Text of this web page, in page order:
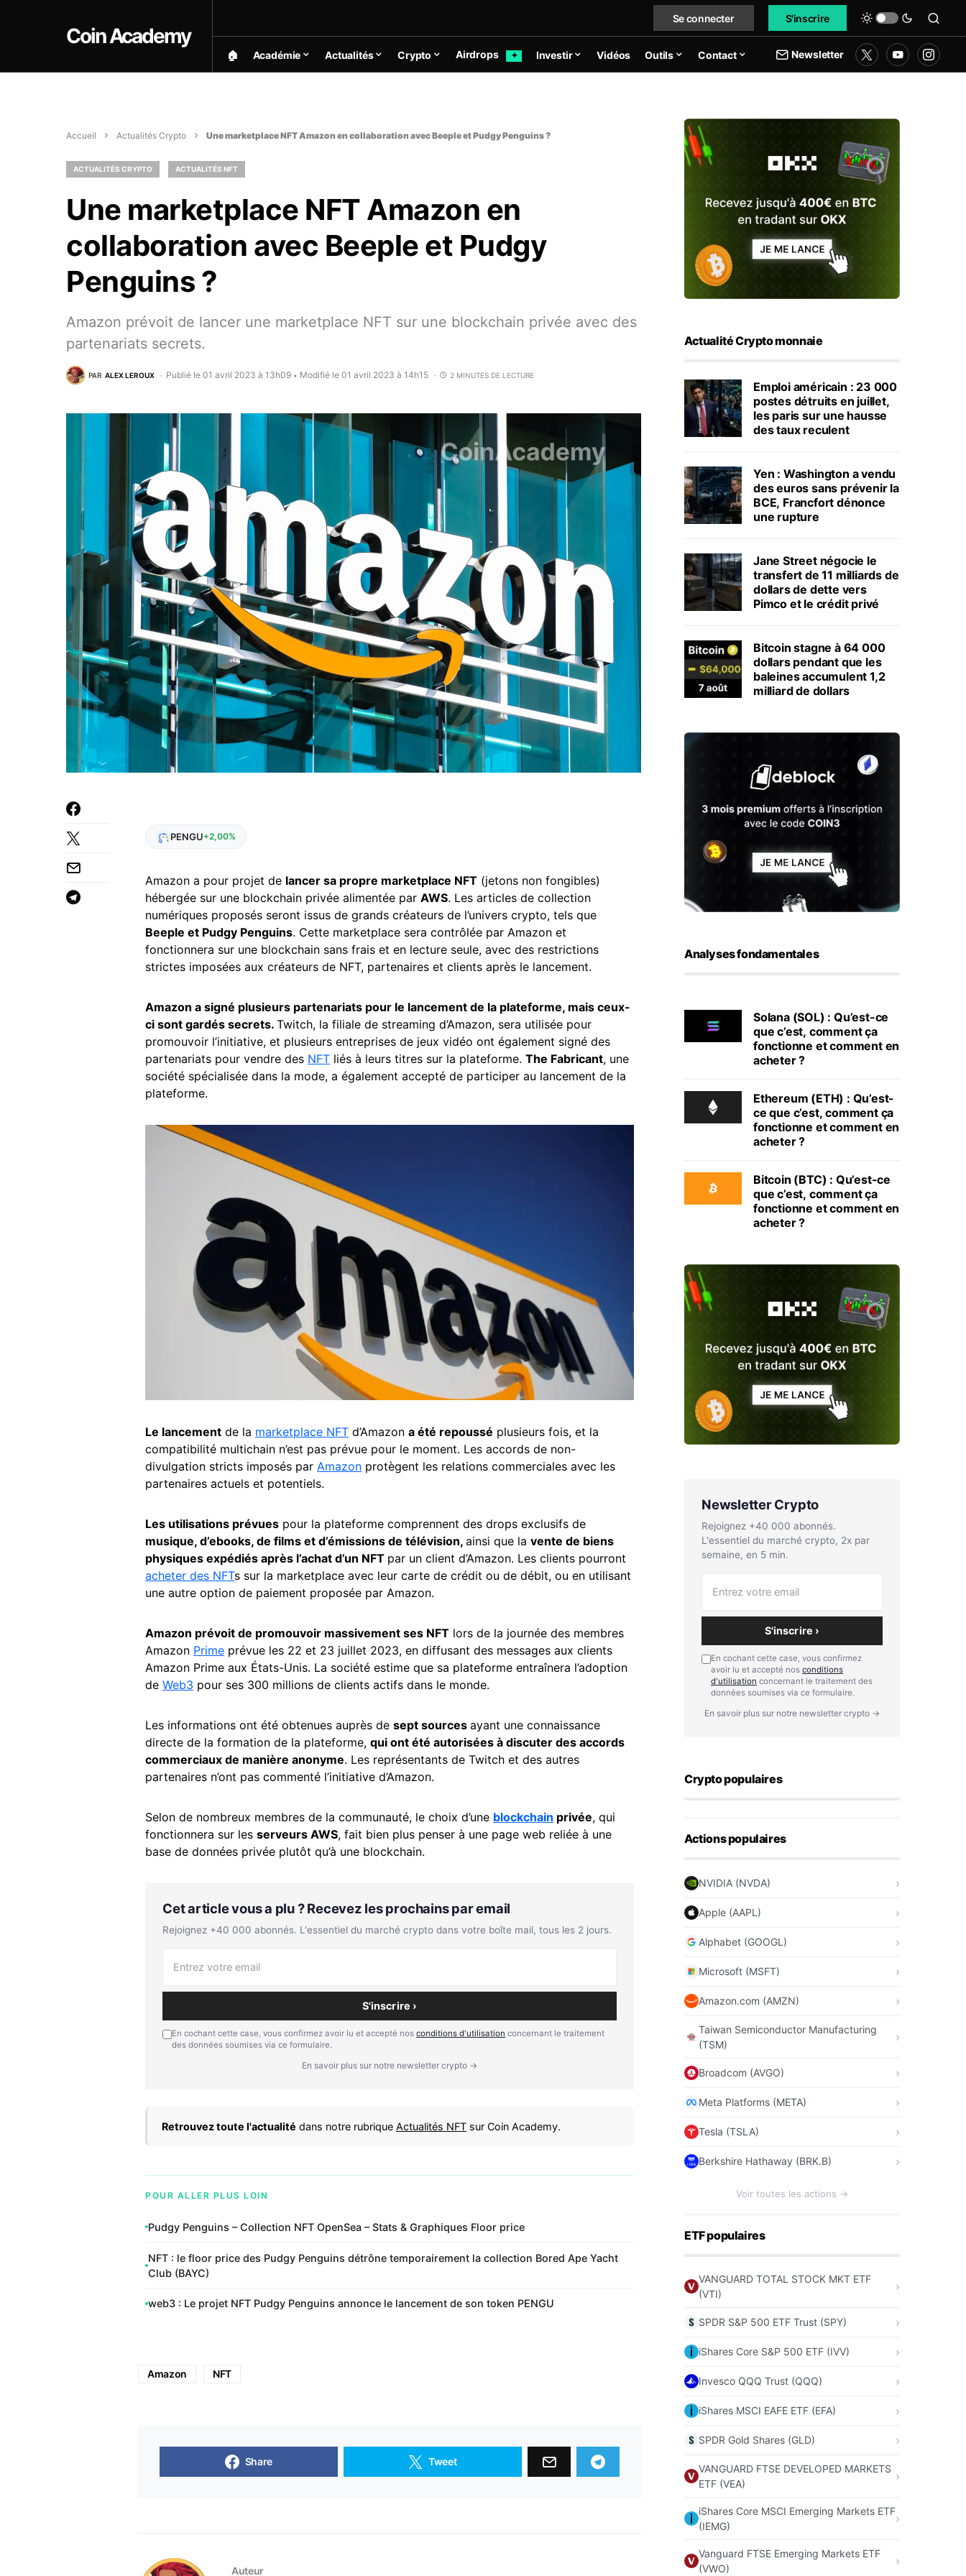
Coin Academy
Se connecter S'inscrire
🏠︎ Académie Actualités Crypto Airdrops ✦ Investir Vidéos Outils Contact Newsletter
Accueil Actualités Crypto Une marketplace NFT Amazon en collaboration avec Beeple et Pudgy Penguins ?
ACTUALITÉS CRYPTO ACTUALITÉS NFT
Une marketplace NFT Amazon en
collaboration avec Beeple et Pudgy
Penguins ?
Amazon prévoit de lancer une marketplace NFT sur une blockchain privée avec des
partenariats secrets.
PAR ALEX LEROUX Publié le 01 avril 2023 à 13h09 • Modifié le 01 avril 2023 à 14h15 2 MINUTES DE LECTURE
PENGU+2,00%
Amazon a pour projet de lancer sa propre marketplace NFT (jetons non fongibles)
hébergée sur une blockchain privée alimentée par AWS. Les articles de collection
numériques proposés seront issus de grands créateurs de l’univers crypto, tels que
Beeple et Pudgy Penguins. Cette marketplace sera contrôlée par Amazon et
fonctionnera sur une blockchain sans frais et en lecture seule, avec des restrictions
strictes imposées aux créateurs de NFT, partenaires et clients après le lancement.
Amazon a signé plusieurs partenariats pour le lancement de la plateforme, mais ceux-
ci sont gardés secrets. Twitch, la filiale de streaming d’Amazon, sera utilisée pour
promouvoir l’initiative, et plusieurs entreprises de jeux vidéo ont également signé des
partenariats pour vendre des NFT liés à leurs titres sur la plateforme. The Fabricant, une
société spécialisée dans la mode, a également accepté de participer au lancement de la
plateforme.
Le lancement de la marketplace NFT d’Amazon a été repoussé plusieurs fois, et la
compatibilité multichain n’est pas prévue pour le moment. Les accords de non-
divulgation stricts imposés par Amazon protègent les relations commerciales avec les
partenaires actuels et potentiels.
Les utilisations prévues pour la plateforme comprennent des drops exclusifs de
musique, d’ebooks, de films et d’émissions de télévision, ainsi que la vente de biens
physiques expédiés après l’achat d’un NFT par un client d’Amazon. Les clients pourront
acheter des NFTs sur la marketplace avec leur carte de crédit ou de débit, ou en utilisant
une autre option de paiement proposée par Amazon.
Amazon prévoit de promouvoir massivement ses NFT lors de la journée des membres
Amazon Prime prévue les 22 et 23 juillet 2023, en diffusant des messages aux clients
Amazon Prime aux États-Unis. La société estime que sa plateforme entraînera l’adoption
de Web3 pour ses 300 millions de clients actifs dans le monde.
Les informations ont été obtenues auprès de sept sources ayant une connaissance
directe de la formation de la plateforme, qui ont été autorisées à discuter des accords
commerciaux de manière anonyme. Les représentants de Twitch et des autres
partenaires n’ont pas commenté l’initiative d’Amazon.
Selon de nombreux membres de la communauté, le choix d’une blockchain privée, qui
fonctionnera sur les serveurs AWS, fait bien plus penser à une page web reliée à une
base de données privée plutôt qu’à une blockchain.
Cet article vous a plu ? Recevez les prochains par email
Rejoignez +40 000 abonnés. L'essentiel du marché crypto dans votre boîte mail, tous les 2 jours.
S'inscrire ›
En cochant cette case, vous confirmez avoir lu et accepté nos conditions d'utilisation concernant le traitement
des données soumises via ce formulaire.
En savoir plus sur notre newsletter crypto →
Retrouvez toute l'actualité dans notre rubrique Actualités NFT sur Coin Academy.
POUR ALLER PLUS LOIN
Pudgy Penguins – Collection NFT OpenSea – Stats & Graphiques Floor price
NFT : le floor price des Pudgy Penguins détrône temporairement la collection Bored Ape Yacht
Club (BAYC)
web3 : Le projet NFT Pudgy Penguins annonce le lancement de son token PENGU
Amazon NFT
Share Tweet
Auteur
Actualité Crypto monnaie
Emploi américain : 23 000
postes détruits en juillet,
les paris sur une hausse
des taux reculent
Yen : Washington a vendu
des euros sans prévenir la
BCE, Francfort dénonce
une rupture
Jane Street négocie le
transfert de 11 milliards de
dollars de dette vers
Pimco et le crédit privé
Bitcoin stagne à 64 000
dollars pendant que les
baleines accumulent 1,2
milliard de dollars
Analyses fondamentales
Solana (SOL) : Qu’est-ce
que c’est, comment ça
fonctionne et comment en
acheter ?
Ethereum (ETH) : Qu’est-
ce que c’est, comment ça
fonctionne et comment en
acheter ?
Bitcoin (BTC) : Qu’est-ce
que c’est, comment ça
fonctionne et comment en
acheter ?
Newsletter Crypto
Rejoignez +40 000 abonnés.
L'essentiel du marché crypto, 2x par
semaine, en 5 min.
S'inscrire ›
En cochant cette case, vous confirmez
avoir lu et accepté nos conditions
d'utilisation concernant le traitement des
données soumises via ce formulaire.
En savoir plus sur notre newsletter crypto →
Crypto populaires
Actions populaires
NVIDIA (NVDA)
Apple (AAPL)
Alphabet (GOOGL)
Microsoft (MSFT)
Amazon.com (AMZN)
Taiwan Semiconductor Manufacturing
(TSM)
Broadcom (AVGO)
Meta Platforms (META)
Tesla (TSLA)
Berkshire Hathaway (BRK.B)
Voir toutes les actions →
ETF populaires
VANGUARD TOTAL STOCK MKT ETF
(VTI)
SPDR S&P 500 ETF Trust (SPY)
iShares Core S&P 500 ETF (IVV)
Invesco QQQ Trust (QQQ)
iShares MSCI EAFE ETF (EFA)
SPDR Gold Shares (GLD)
VANGUARD FTSE DEVELOPED MARKETS
ETF (VEA)
iShares Core MSCI Emerging Markets ETF
(IEMG)
Vanguard FTSE Emerging Markets ETF
(VWO)